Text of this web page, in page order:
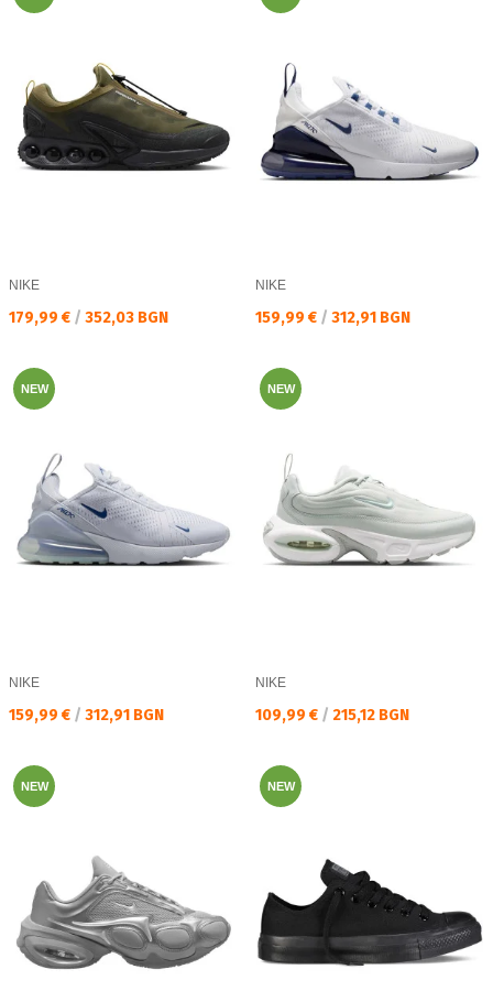
NIKE
Текуща цена:
179,99 € / 352,03 BGN
NIKE
Текуща цена:
159,99 € / 312,91 BGN
NEW
NIKE
Текуща цена:
159,99 € / 312,91 BGN
NEW
NIKE
Текуща цена:
109,99 € / 215,12 BGN
NEW NEW